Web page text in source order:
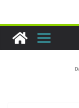
springen